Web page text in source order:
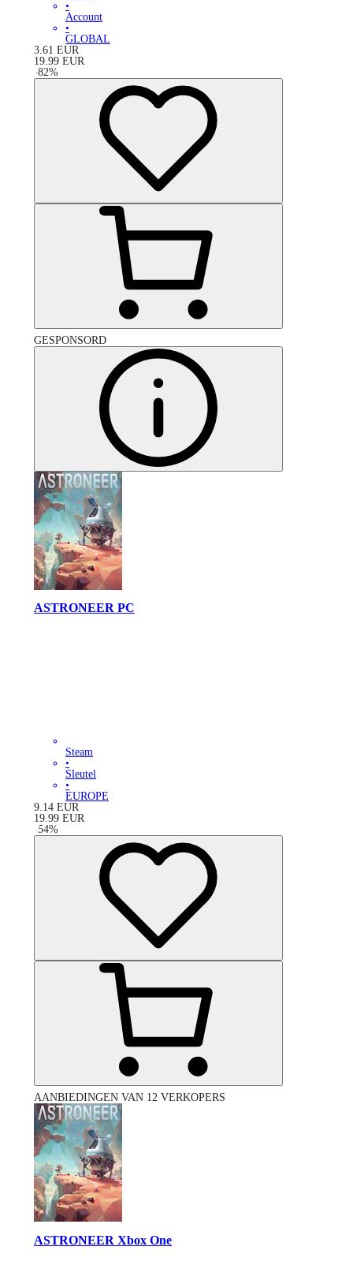
•
Account
•
GLOBAL
3.61 EUR
19.99 EUR
-82%
GESPONSORD
ASTRONEER PC
Steam
•
Sleutel
•
EUROPE
9.14 EUR
19.99 EUR
-54%
AANBIEDINGEN VAN 12 VERKOPERS
ASTRONEER Xbox One